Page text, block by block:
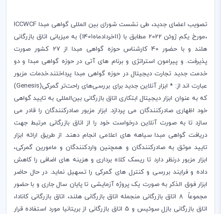
تصویب اعضای جدید، طی نشست شورای بین المللی گواهی مبدا ICCWCF
،مورخ یکم ژوئن 2022 مطابق با (11خردادماه1401) به میزبانی اتاق بازرگانی
هلند و با حضور 40 کارشناس حوزه گواهی مبدا از 27 کشور صورت
پذیرفت. و پیرامون استراتژی و برنام های آتی در حوزه گواهی مبدا و دو
خدمت جدید تجارت دیجیتال در حوزه گواهی مبدا پرداختند.خدمات مزبور
عبارت اند از: * ابزار آنلاین جدید برای بررسی‌های راحت‌تر گمرکی(Genesis
)
که به عنوان ابزار دیجیتال ابتکاری اتاق بازرگانی بین‌المللی به تایید گواهی
خود اظهاری صادرکنندگان می پردازد. ابزار مزبور صادرکنندگان را قادر می
سازد تا به صورت آنلاین درخواست خود را از اتاق بازرگانی مرتبط جهت
دریافت گواهی مبدا سیاهه های اعلامی انجام دهند. از طریق ارائه ابزار
تایید موثق به صادرکنندگان و همچنین واردکنندگان و مامورین گمرکی،
ابزار مزبور درنظر دارد تا ریسک کلاه برداری و هزینه های اضافی را کاهش
داده و فرایند بررسی و کنترل های گمرکی را تسهیل نماید. در حال حاضر
ابزار فوق الذکر به صورت یک پروژه آزمایشی تا پایان سال جاری و با حضور
مجموعاً 8 اتاق بازرگانی منجمله اتاق بازرگانی هلند، اتاق بازرگانی کانادا،
اتاق بازرگانی بازل سوئیس و 5 اتاق بازرگانی از بریتانیا مورد استفاده قرار